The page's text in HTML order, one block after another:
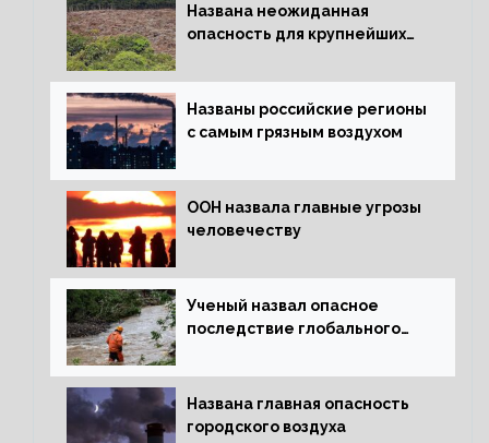
Названа неожиданная
опасность для крупнейших
Названы российские регионы
с самым грязным воздухом
ООН назвала главные угрозы
человечеству
Ученый назвал опасное
последствие глобального
Названа главная опасность
городского воздуха